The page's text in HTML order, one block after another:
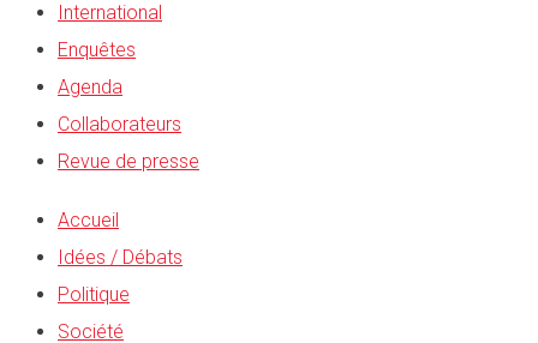
International
Enquêtes
Agenda
Collaborateurs
Revue de presse
Accueil
Idées / Débats
Politique
Société